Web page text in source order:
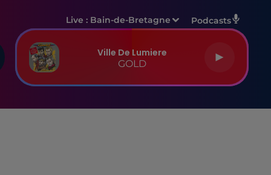
Live : Bain-de-Bretagne Podcasts
Ville De Lumiere
GOLD